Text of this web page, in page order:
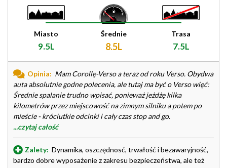
Miasto
9.5L
Średnie
8.5L
Trasa
7.5L
Opinia: Mam Corollę-Verso a teraz od roku Verso. Obydwa
auta absolutnie godne polecenia, ale tutaj ma być o Verso więć:
Średnie spalanie trudno wpisać, ponieważ jeżdżę kilka
kilometrów przez miejscowość na zimnym silniku a potem po
mieście - króciutkie odcinki i cały czas stop and go.
...czytaj całość
Zalety: Dynamika, oszczędnosć, trwałość i bezawaryjność,
bardzo dobre wyposażenie z zakresu bezpieczeństwa, ale też